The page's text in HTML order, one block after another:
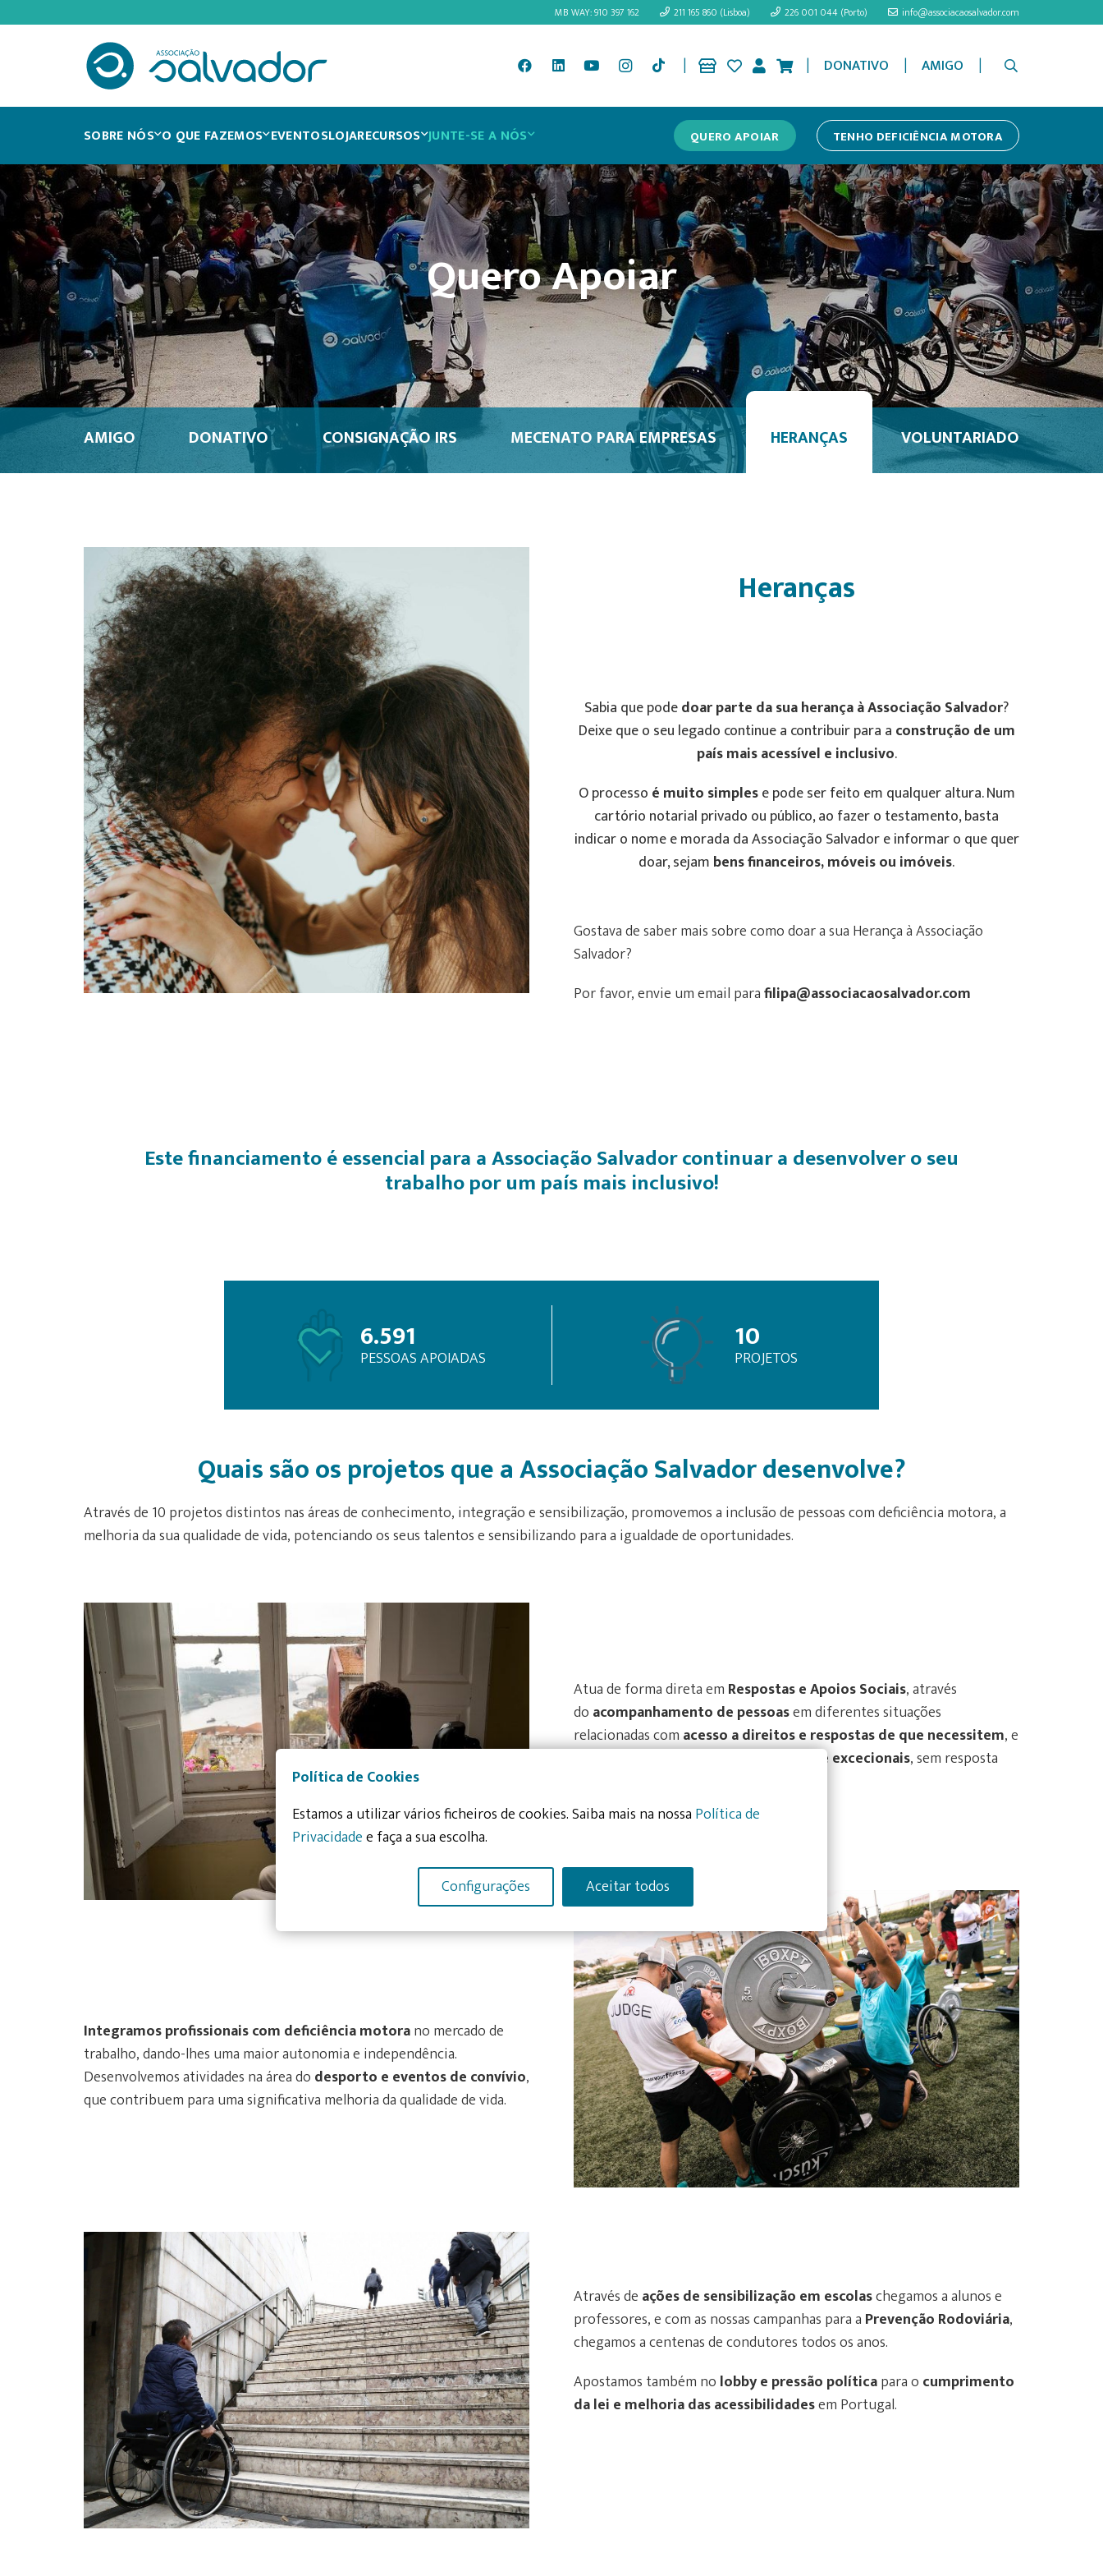
MB WAY: 910 397 162 211 165 860 (Lisboa) 226 001 044 (Porto) info@associacaosalvador.com
| | DONATIVO | AMIGO |
SOBRE NÓS O QUE FAZEMOS EVENTOSLOJARECURSOS JUNTE-SE A NÓS QUERO APOIAR TENHO DEFICIÊNCIA MOTORA
Quero Apoiar
AMIGO DONATIVO CONSIGNAÇÃO IRS MECENATO PARA EMPRESAS HERANÇAS VOLUNTARIADO
Heranças
Sabia que podedoar parte da sua herança à Associação Salvador?
Deixe que o seu legado continue a contribuir para a construção de um
país mais acessível e inclusivo.
O processo é muito simplese pode ser feito em qualquer altura. Num
cartório notarial privado ou público, ao fazer o testamento, basta
indicar o nome e morada da Associação Salvador e informar o que quer
doar, sejam bens financeiros, móveis ou imóveis.
Gostava de saber mais sobre como doar a sua Herança à Associação
Salvador?
Por favor, envie um email parafilipa@associacaosalvador.com
Este financiamento é essencial para a Associação Salvador continuar a desenvolver o seu
trabalho por um país mais inclusivo!
6.591
PESSOAS APOIADAS
10
PROJETOS
Quais são os projetos que a Associação Salvador desenvolve?
Através de 10 projetos distintos nas áreas de conhecimento, integração e sensibilização, promovemos a inclusão de pessoas com deficiência motora, a
melhoria da sua qualidade de vida, potenciando os seus talentos e sensibilizando para a igualdade de oportunidades.
Integramos profissionais com deficiência motorano mercado de
trabalho, dando-lhes uma maior autonomia e independência.
Desenvolvemos atividades na área do desporto e eventos de convívio,
que contribuem para uma significativa melhoria da qualidade de vida.
Atua de forma direta em Respostas e Apoios Sociais, através
do acompanhamento de pessoasem diferentes situações
relacionadas comacesso a direitos e respostas de que necessitem, e
apoio direto a situações urgentes e excecionais, sem resposta
Através de ações de sensibilização em escolaschegamos a alunos e
professores, e com as nossas campanhas para a Prevenção Rodoviária,
chegamos a centenas de condutores todos os anos.
Apostamos também no lobby e pressão políticapara o cumprimento
da lei e melhoria das acessibilidadesem Portugal.
Política de Cookies
Estamos a utilizar vários ficheiros de cookies. Saiba mais na nossa Política de
Privacidadee faça a sua escolha.
Configurações
Aceitar todos